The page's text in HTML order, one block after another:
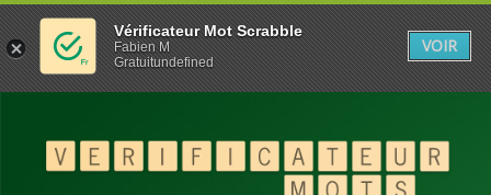
Vérificateur Mot Scrabble
Fabien M
Gratuitundefined
VOIR